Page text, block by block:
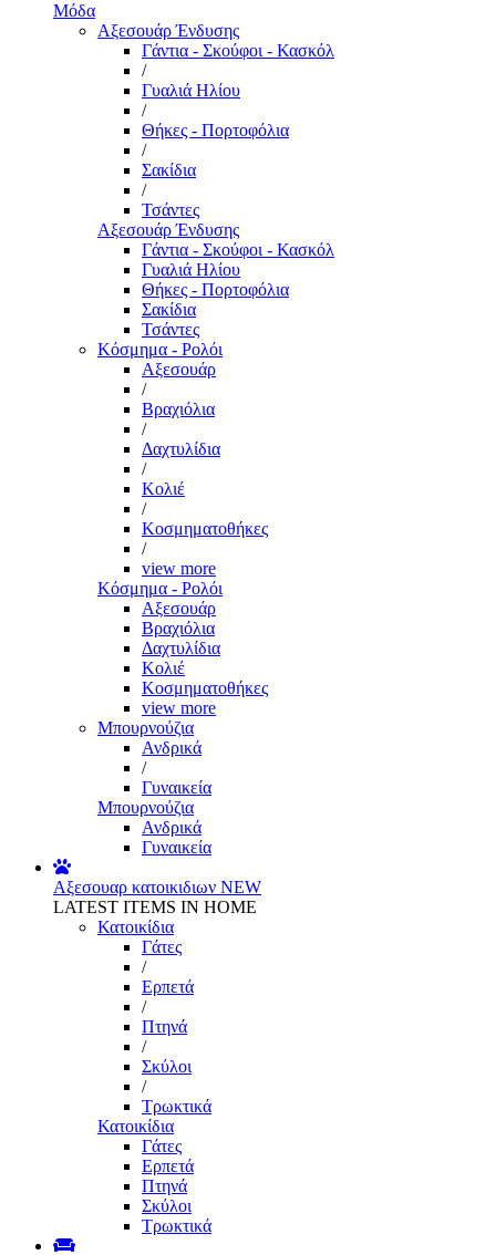
Μόδα
Αξεσουάρ Ένδυσης
Γάντια - Σκούφοι - Κασκόλ
/
Γυαλιά Ηλίου
/
Θήκες - Πορτοφόλια
/
Σακίδια
/
Τσάντες
Αξεσουάρ Ένδυσης
Γάντια - Σκούφοι - Κασκόλ
Γυαλιά Ηλίου
Θήκες - Πορτοφόλια
Σακίδια
Τσάντες
Κόσμημα - Ρολόι
Αξεσουάρ
/
Βραχιόλια
/
Δαχτυλίδια
/
Κολιέ
/
Κοσμηματοθήκες
/
view more
Κόσμημα - Ρολόι
Αξεσουάρ
Βραχιόλια
Δαχτυλίδια
Κολιέ
Κοσμηματοθήκες
view more
Μπουρνούζια
Ανδρικά
/
Γυναικεία
Μπουρνούζια
Ανδρικά
Γυναικεία
Αξεσουαρ κατοικιδιων NEW
LATEST ITEMS IN HOME
Κατοικίδια
Γάτες
/
Ερπετά
/
Πτηνά
/
Σκύλοι
/
Τρωκτικά
Κατοικίδια
Γάτες
Ερπετά
Πτηνά
Σκύλοι
Τρωκτικά